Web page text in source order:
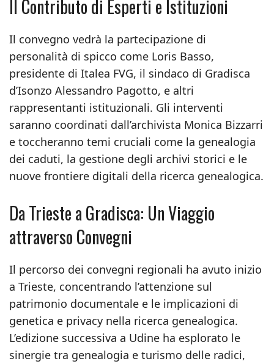
Il Contributo di Esperti e Istituzioni
Il convegno vedrà la partecipazione di
personalità di spicco come Loris Basso,
presidente di Italea FVG, il sindaco di Gradisca
d’Isonzo Alessandro Pagotto, e altri
rappresentanti istituzionali. Gli interventi
saranno coordinati dall’archivista Monica Bizzarri
e toccheranno temi cruciali come la genealogia
dei caduti, la gestione degli archivi storici e le
nuove frontiere digitali della ricerca genealogica.
Da Trieste a Gradisca: Un Viaggio
attraverso Convegni
Il percorso dei convegni regionali ha avuto inizio
a Trieste, concentrando l’attenzione sul
patrimonio documentale e le implicazioni di
genetica e privacy nella ricerca genealogica.
L’edizione successiva a Udine ha esplorato le
sinergie tra genealogia e turismo delle radici,